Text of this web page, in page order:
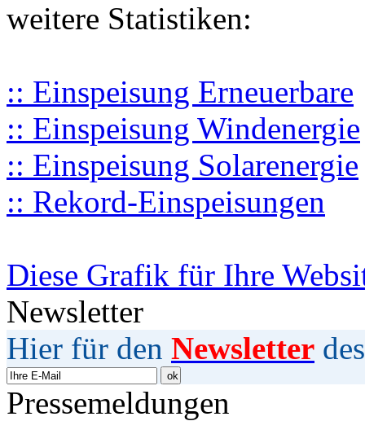
weitere Statistiken:
:: Einspeisung Erneuerbare
:: Einspeisung Windenergie
:: Einspeisung Solarenergie
:: Rekord-Einspeisungen
Diese Grafik für Ihre
Newsletter
Hier für den Newsletter
Pressemeldungen